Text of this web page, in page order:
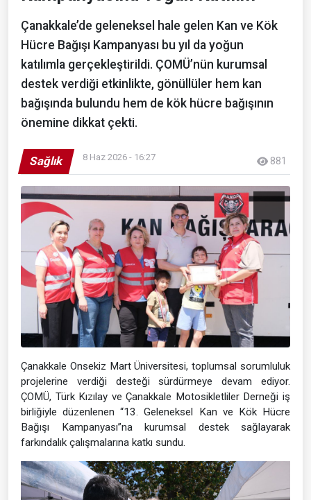
Çanakkale’de geleneksel hale gelen Kan ve Kök
Hücre Bağışı Kampanyası bu yıl da yoğun
katılımla gerçekleştirildi. ÇOMÜ’nün kurumsal
destek verdiği etkinlikte, gönüllüler hem kan
bağışında bulundu hem de kök hücre bağışının
önemine dikkat çekti.
Sağlık 8 Haz 2026 - 16:27 881
Çanakkale Onsekiz Mart Üniversitesi, toplumsal sorumluluk
projelerine verdiği desteği sürdürmeye devam ediyor.
ÇOMÜ, Türk Kızılay ve Çanakkale Motosikletliler Derneği iş
birliğiyle düzenlenen “13. Geleneksel Kan ve Kök Hücre
Bağışı Kampanyası”na kurumsal destek sağlayarak
farkındalık çalışmalarına katkı sundu.